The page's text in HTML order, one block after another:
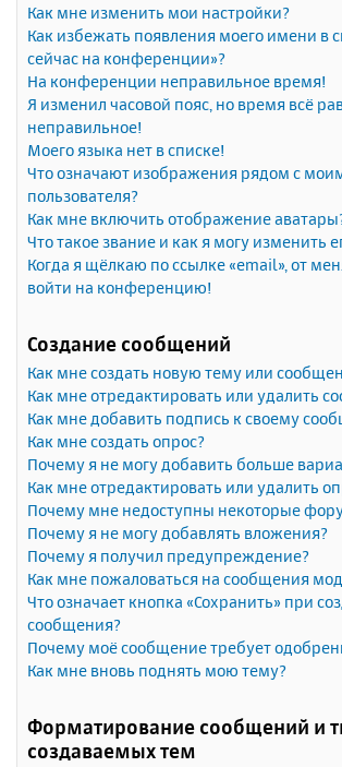
Как мне изменить мои настройки?
Как избежать появления моего имени в
сейчас на конференции»?
На конференции неправильное время!
Я изменил часовой пояс, но время всё
неправильное!
Моего языка нет в списке!
Что означают изображения рядом с
пользователя?
Как мне включить отображение
Что такое звание и как я могу изменить
Когда я щёлкаю по ссылке «email», от
войти на конференцию!
Создание сообщений
Как мне создать новую тему или
Как мне отредактировать или удалить
Как мне добавить подпись к своему
Как мне создать опрос?
Почему я не могу добавить больше
Как мне отредактировать или удалить
Почему мне недоступны некоторые
Почему я не могу добавлять вложения?
Почему я получил предупреждение?
Как мне пожаловаться на сообщения
Что означает кнопка «Сохранить» при
сообщения?
Почему моё сообщение требует
Как мне вновь поднять мою тему?
Форматирование сообщений и
создаваемых тем